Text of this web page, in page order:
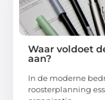
Waar voldoet
aan?
In de moderne
roosterplanning